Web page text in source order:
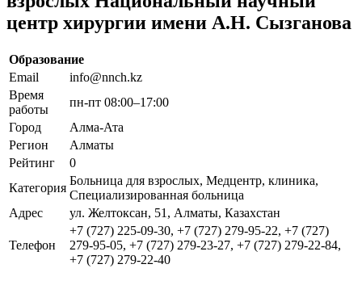
центр хирургии имени А.Н. Сызганова
Образование
Email
info@nnch.kz
Время
работы
пн-пт 08:00–17:00
Город
Алма-Ата
Регион
Алматы
Рейтинг
0
Категория
Больница для взрослых, Медцентр, клиника,
Специализированная больница
Адрес
ул. Желтоксан, 51, Алматы, Казахстан
Телефон
+7 (727) 225-09-30, +7 (727) 279-95-22, +7 (727)
279-95-05, +7 (727) 279-23-27, +7 (727) 279-22-84,
+7 (727) 279-22-40